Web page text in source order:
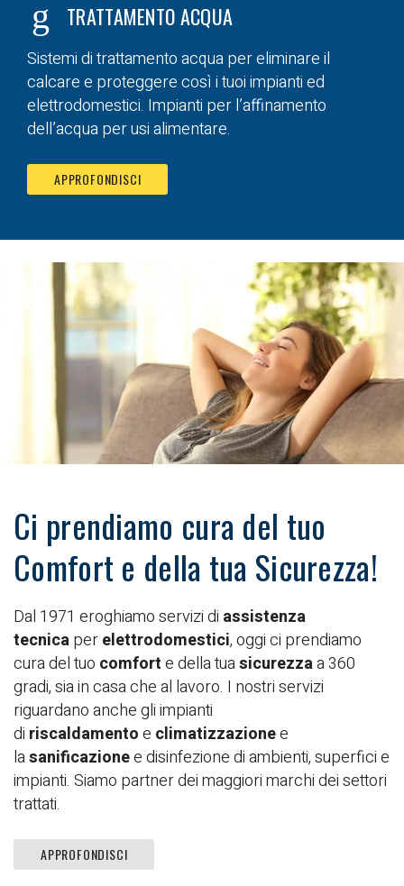
TRATTAMENTO ACQUA
Sistemi di trattamento acqua per eliminare il
calcare e proteggere così i tuoi impianti ed
elettrodomestici. Impianti per l’affinamento
dell’acqua per usi alimentare.
APPROFONDISCI
Ci prendiamo cura del tuo
Comfort e della tua Sicurezza!
Dal 1971 eroghiamo servizi di assistenza
tecnicaperelettrodomestici, oggi ci prendiamo
cura del tuo comforte della tuasicurezzaa 360
gradi, sia in casa che al lavoro. I nostri servizi
riguardano anche gli impianti
di riscaldamentoe climatizzazionee
lasanificazionee disinfezione di ambienti, superfici e
impianti. Siamo partner dei maggiori marchi dei settori
trattati.
APPROFONDISCI